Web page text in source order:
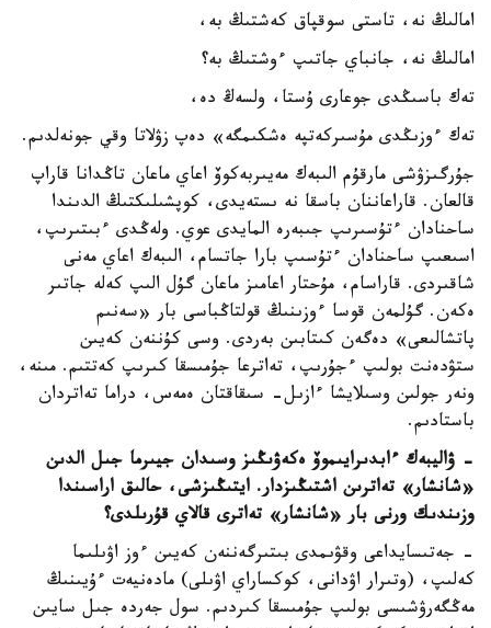
امالىڭ نە، تاستى سوقپاق كەشتىڭ بە،
امالىڭ نە، جانباي جاتىپ ءوشتىڭ بە؟
تەك باسىڭدى جوعارى ۇستا، ولسەڭ دە،
تەك ءوزىڭدى مۇسىركەتپە ەشكىمگە» دەپ زۋلاتا وقي جونەلدىم.
جۇرگىزۋشى مارقۇم الىبەك مەيىربەكوۆ اعاي ماعان تاڭدانا قاراپ
قالعان. قاراعاننان باسقا نە ىستەيدى، كوپشىلىكتىڭ الدىندا
ساحنادان ءتۇسىرىپ جىبەرە المايدى عوي. ولەڭدى ءبىتىرىپ،
اسىعىپ ساحنادان ءتۇسىپ بارا جاتسام، الىبەك اعاي مەنى
شاقىردى. قاراسام، مۇحتار اعامىز ماعان گۇل الىپ كەلە جاتىر
ەكەن. گۇلمەن قوسا ءوزىنىڭ قولتاڭباسى بار «سەنىم
پاتشالىعى» دەگەن كىتابىن بەردى. وسى كۇننەن كەيىن
ستۋدەنت بولىپ ءجۇرىپ، تەاترعا جۇمىسقا كىرىپ كەتتىم. مىنە،
ونەر جولىن وسىلايشا ءازىل- سىقاقتان ەمەس، دراما تەاتردان
باستادىم.
- ۋاليبەك ءابدىرايىموۆ ەكەۋىڭىز وسىدان جيىرما جىل الدىن
«شانشار» تەاترىن اشتىڭىزدار. ايتىڭىزشى، حالىق اراسىندا
وزىندىك ورنى بار «شانشار» تەاترى قالاي قۇرىلدى؟
- جەتىسايداعى وقۋىمدى بىتىرگەننەن كەيىن ءوز اۋىلىما
كەلىپ، (وتىرار اۋدانى، كوكساراي اۋىلى) مادەنيەت ءۇيىنىڭ
مەڭگەرۋشىسى بولىپ جۇمىسقا كىردىم. سول جەردە جىل سايىن